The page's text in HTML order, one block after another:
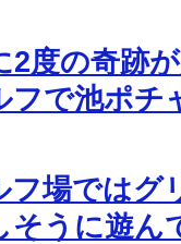
2度の奇跡
フで池ポチ
フ場ではグ
そうに遊ん